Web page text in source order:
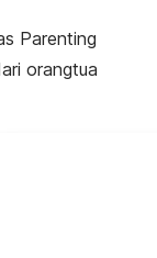
Parenting
orangtua